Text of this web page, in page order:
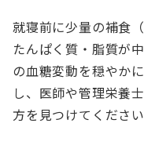
就寝前に少量の補食
たんぱく質・脂質が
の血糖変動を穏やか
し、医師や管理栄養
方を見つけてください